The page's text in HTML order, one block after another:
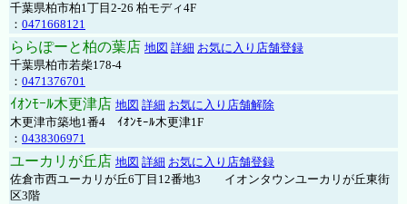
千葉県柏市柏1丁目2-26 柏モディ4F
： 0471668121
ららぽーと柏の葉店 地図 詳細 お気に入り店舗登録
千葉県柏市若柴178-4
： 0471376701
ｲｵﾝﾓｰﾙ木更津店 地図 詳細 お気に入り店舗解除
木更津市築地1番4 ｲｵﾝﾓｰﾙ木更津1F
： 0438306971
ユーカリが丘店 地図 詳細 お気に入り店舗登録
佐倉市西ユーカリが丘6丁目12番地3 イオンタウンユーカリが丘東街
区3階